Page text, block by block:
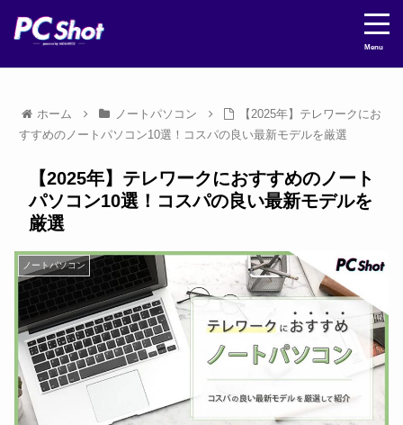
Menu
ホーム ノートパソコン
【2025年】テレワークにお
すすめのノートパソコン10選！コスパの良い最新モデルを厳選
【2025年】テレワークにおすすめのノート
パソコン10選！コスパの良い最新モデルを
厳選
ノートパソコン